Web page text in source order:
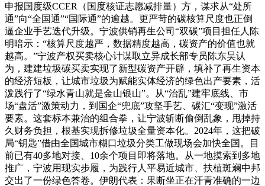
申报国度级CCER（国度核证志愿减排量）方，谋求从“处所
通”向“全国通”“国际通”的逾越。更严苛的碳核算尺度也正倒
逼企业手艺迭代升级。宁波供销再生公司“双碳”项目担任人陈
明暗示：“核算尺度越严，数据精度越高，碳资产的价值也就
越高。”宁波产权买卖核心计谋取立异成长部专员陈东昊认
为，建建垃圾碳买卖实现了新型碳资产开辟，填补了再生资本
的经济短板，让城市垃圾为赋能实体经济的绿色出产要素，活
泼践行了“绿水青山就是金山银山”。从“治乱”建牢底线、市
场“盘活”激策动力，到国企“兜底”攻坚手艺、碳汇“变现”激活
要素。这套标本兼治的组合拳，让宁波斩断偷倒乱象，甩掉持
久财务负担，根基实现拆修垃圾全量资本化。2024年，这把破
局“钥匙”借由全国城市糊口垃圾分类工做现场会加快全国。目
前已有40多地对接、10余个项目即将落地。从一地摸索到多地
推广，宁波用现实步履，为践行人平易近城市、扶植斑斓中邦
交出了一份绿色答卷。伊朗代表：果断坐正在汗青准确的一边